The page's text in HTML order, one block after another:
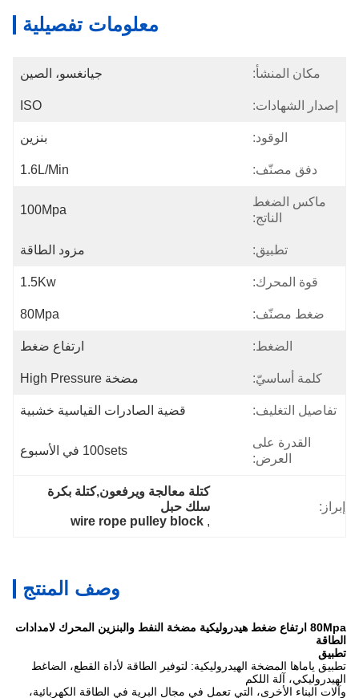
معلومات تفصيلية
مكان المنشأ: جيانغسو، الصين
إصدار الشهادات: ISO
الوقود: بنزين
دفق مصنّف: 1.6L/min
ماكس الضغط
الناتج:
100Mpa
تطبيق: مزود الطاقة
قوة المحرك: 1.5Kw
ضغط مصنّف: 80Mpa
الضغط: ارتفاع ضغط
كلمة أساسيّ: مضخة High Pressure
تفاصيل التغليف: قضية الصادرات القياسية خشبية
القدرة على
العرض:
100sets في الأسبوع
إبراز:
كتلة معالجة ويرفعون,كتلة بكرة
سلك حبل
,
wire rope pulley block
وصف المنتج
80Mpa ارتفاع ضغط هيدروليكية مضخة النفط والبنزين المحرك لامدادات
الطاقة
تطبيق
تطبيق ياماها المضخة الهيدروليكية: لتوفير الطاقة لأداة القطع، الضاغط
الهيدروليكي، آلة اللكم
وآلات البناء الأخرى، التي تعمل في مجال البرية في الطاقة الكهربائية،